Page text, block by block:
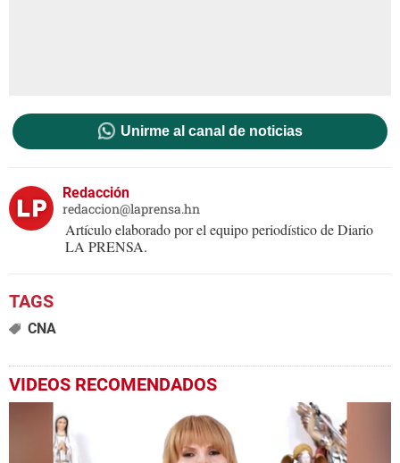
Unirme al canal de noticias
Redacción
redaccion@laprensa.hn
Artículo elaborado por el equipo periodístico de Diario
LA PRENSA.
CNA
VIDEOS RECOMENDADOS